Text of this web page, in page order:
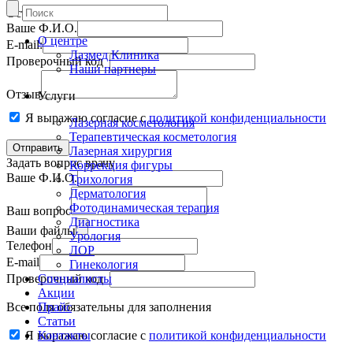
Оставить отзыв
Ваше Ф.И.О.
E-mail:
Проверочный код
Отзыв
Я выражаю согласие сполитикой конфиденциальности
Задать вопрос врачу
Ваше Ф.И.О.
Ваш вопрос
Ваши файлы
Телефон
E-mail
Проверочный код
Все поля обязательны для заполнения
Я выражаю согласие с политикой конфиденциальности
О центре
Лазмед Клиника
Наши партнеры
Услуги
Лазерная косметология
Терапевтическая косметология
Лазерная хирургия
Коррекция фигуры
Трихология
Дерматология
Фотодинамическая терапия
Диагностика
Урология
ЛОР
Гинекология
Специалисты
Акции
Прайс
Статьи
Контакты